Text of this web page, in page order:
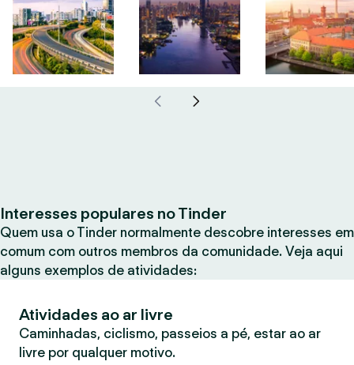
Interesses populares no Tinder
Quem usa o Tinder normalmente descobre interesses em
comum com outros membros da comunidade. Veja aqui
alguns exemplos de atividades:
Atividades ao ar livre
Caminhadas, ciclismo, passeios a pé, estar ao ar
livre por qualquer motivo.